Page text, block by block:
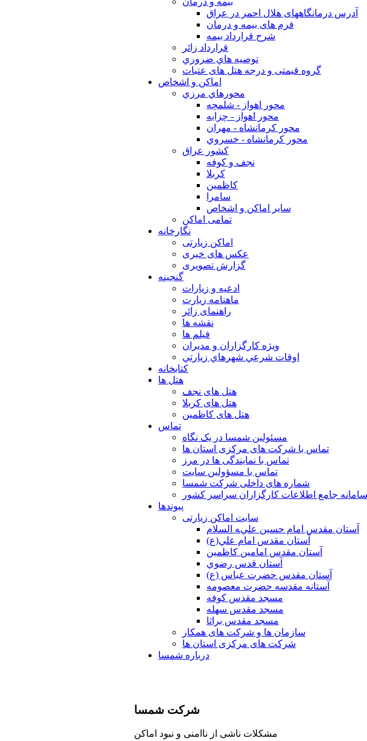
آدرس درمانگاههای هلال احمر در عراق
فرم های بیمه و درمان
شرح قرارداد بیمه
قرارداد زائر
توصيه هاي ضروري
گروه قیمتی و درجه هتل های عتبات
اماکن و اشخاص
محورهاي مرزي
محور اهواز - شلمچه
محور اهواز - چزابه
محور كرمانشاه - مهران
محور كرمانشاه - خسروي
كشور عراق
نجف و كوفه
كربلا
كاظمين
سامرا
ساير اماكن و اشخاص
تمامی اماکن
نگارخانه
اماکن زیارتی
عکس های خبری
گزارش تصویری
گنجینه
ادعیه و زیارات
ماهنامه زیارت
راهنمای زائر
نقشه ها
فیلم ها
ويژه كارگزاران و مديران
اوقات شرعي شهرهاي زيارتي
کتابخانه
هتل ها
هتل های نجف
هتل های کربلا
هتل های کاظمین
تماس
مسئولین شمسا در یک نگاه
تماس با شرکت های مرکزی استان ها
تماس با نمایندگی ها در مرز
تماس با مسؤولین سایت
شماره های داخلی شرکت شمسا
سامانه جامع اطلاعات کارگزاران سراسر کشور
پیوندها
سایت اماکن زیارتی
آستان مقدس امام حسين عليه السلام
آستان مقدس امام علي(ع)
آستان مقدس امامين كاظمين
آستان قدس رضوي
آستان مقدس حضرت عباس (ع)
آستانه مقدسه حضرت معصومه
مسجد مقدس كوفه
مسجد مقدس سهله
مسجد مقدس براثا
سازمان ها و شرکت های همکار
شرکت های مرکزی استان ها
درباره شمسا
شرکت شمسا
مشكلات ناشی از ناامنی و نبود اماكن